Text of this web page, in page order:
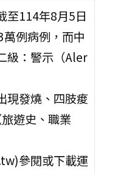
至114年8月5日
例病例，而中
級：警示（Aler
現發燒、四肢痠
遊史、職業
參閱或下載運